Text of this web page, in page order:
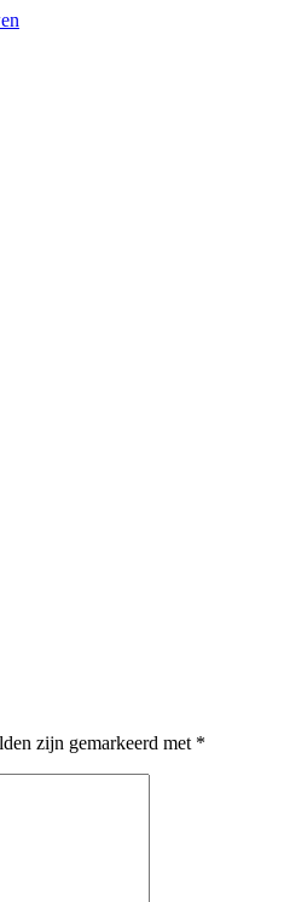
zijn gemarkeerd met *